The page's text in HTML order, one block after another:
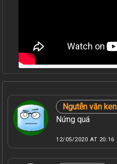
Ngutễn văn ken
Nứng quá
12/05/2020 AT 20:16